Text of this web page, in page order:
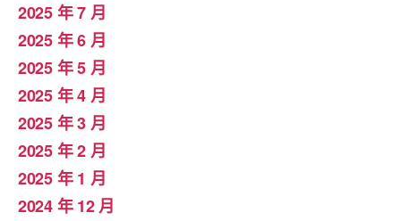
2025 年 7 月
2025 年 6 月
2025 年 5 月
2025 年 4 月
2025 年 3 月
2025 年 2 月
2025 年 1 月
2024 年 12 月